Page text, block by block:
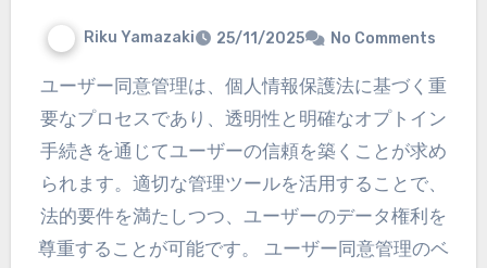
Riku Yamazaki 25/11/2025 No Comments
ユーザー同意管理は、個人情報保護法に基づく重
要なプロセスであり、透明性と明確なオプトイン
手続きを通じてユーザーの信頼を築くことが求め
られます。適切な管理ツールを活用することで、
法的要件を満たしつつ、ユーザーのデータ権利を
尊重することが可能です。 ユーザー同意管理のベ